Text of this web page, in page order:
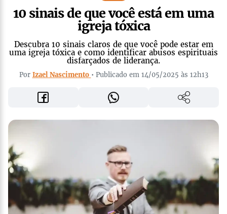
10 sinais de que você está em uma
igreja tóxica
Descubra 10 sinais claros de que você pode estar em
uma igreja tóxica e como identificar abusos espirituais
disfarçados de liderança.
Por Izael Nascimento • Publicado em 14/05/2025 às 12h13